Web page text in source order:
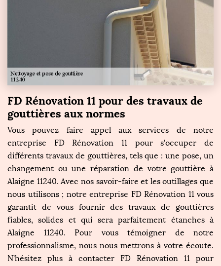
FD Rénovation 11 pour des travaux de
gouttières aux normes
Vous pouvez faire appel aux services de notre
entreprise FD Rénovation 11 pour s’occuper de
différents travaux de gouttières, tels que : une pose, un
changement ou une réparation de votre gouttière à
Alaigne 11240. Avec nos savoir-faire et les outillages que
nous utilisons ; notre entreprise FD Rénovation 11 vous
garantit de vous fournir des travaux de gouttières
fiables, solides et qui sera parfaitement étanches à
Alaigne 11240. Pour vous témoigner de notre
professionnalisme, nous nous mettrons à votre écoute.
N’hésitez plus à contacter FD Rénovation 11 pour